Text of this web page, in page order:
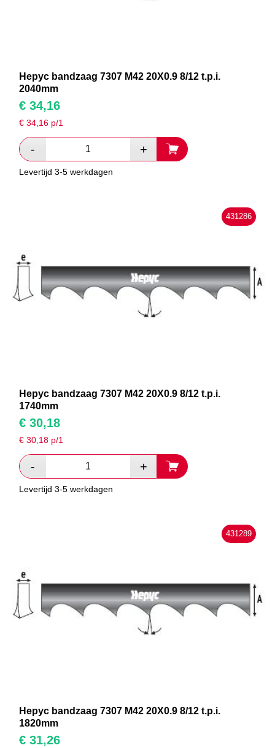
Hepyc bandzaag 7307 M42 20X0.9 8/12 t.p.i.
2040mm
€ 34,16
€34,16 p/1
Levertijd 3-5 werkdagen
431286
Hepyc bandzaag 7307 M42 20X0.9 8/12 t.p.i.
1740mm
€ 30,18
€30,18 p/1
Levertijd 3-5 werkdagen
431289
Hepyc bandzaag 7307 M42 20X0.9 8/12 t.p.i.
1820mm
€ 31,26